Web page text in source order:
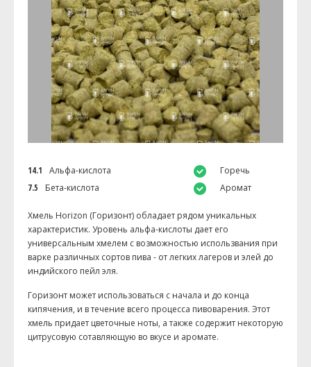
14.1
Альфа-кислота
7.5
Бета-кислота
Горечь
Аромат
Хмель Horizon (Горизонт) обладает рядом уникальных
характеристик. Уровень альфа-кислоты дает его
универсальным хмелем с возможностью использвания при
варке различных сортов пива - от легких лагеров и элей до
индийского пейл эля.
Горизонт может использоваться с начала и до конца
кипячения, и в течение всего процесса пивоварения. Этот
хмель придает цветочные ноты, а также содержит некоторую
цитрусовую сотавляющую во вкусе и аромате.